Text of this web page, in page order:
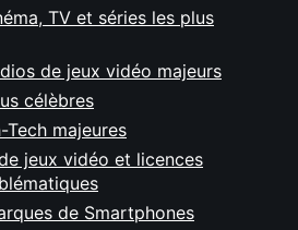
TV et séries les plus
de jeux vidéo majeurs
célèbres
Tech majeures
jeux vidéo et licences
de Smartphones